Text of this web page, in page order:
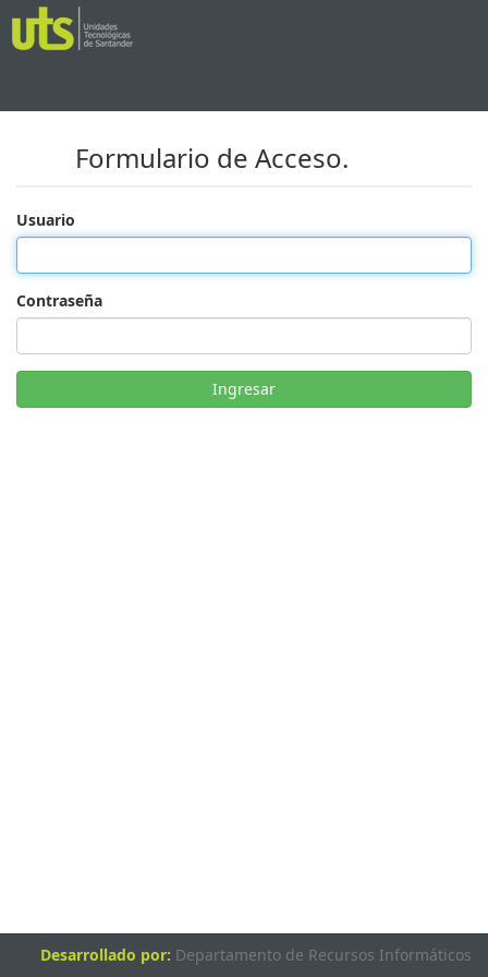
Formulario de Acceso.
Usuario
Contraseña
Desarrollado por: Departamento de Recursos Informáticos